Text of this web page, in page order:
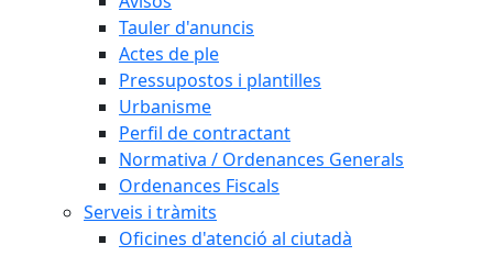
Tauler d'anuncis
Actes de ple
Pressupostos i plantilles
Urbanisme
Perfil de contractant
Normativa / Ordenances Generals
Ordenances Fiscals
Serveis i tràmits
Oficines d'atenció al ciutadà